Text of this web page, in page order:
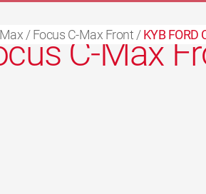
/ Focus C-Max Front /KYB
C-Max